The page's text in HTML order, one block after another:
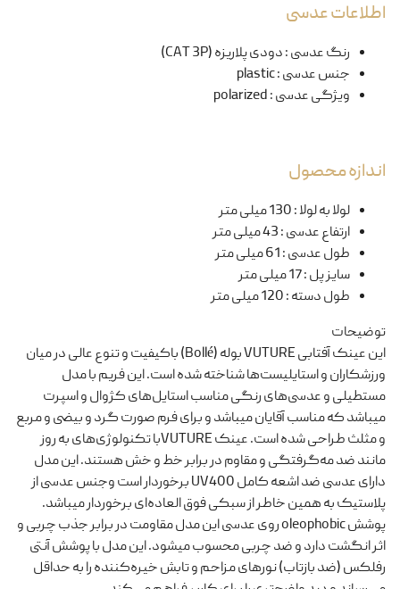
اطلاعات عدسی
رنگ عدسی:دودی پلاریزه (CAT 3P)
جنس عدسی:
plastic
ویژگی عدسی:
polarized
اندازه محصول
لولا به لولا:130 میلی متر
ارتفاع عدسی:43 میلی متر
طول عدسی:61 میلی متر
سایز پل:17 میلی متر
طول دسته:120 میلی متر
توضیحات
این عینک‌ آفتابی VUTURE بوله (Bollé) باکیفیت و تنوع عالی در میان
ورزشکاران و استایلیست‌ها شناخته شده است. این فریم با مدل
مستطیلی و عدسی‌های رنگی مناسب استایل‌های کژوال و اسپرت
میباشد که مناسب آقایان میباشد و برای فرم صورت گرد و بیضی و مربع
و مثلث طراحی شده است. عینک VUTUREبا تکنولوژی‌های به روز
مانند ضد مه‌گرفتگی و مقاوم در برابر خط و خش هستند. این مدل
دارای عدسی ضد اشعه کامل UV400 برخوردار است وجنس عدسی از
پلاستیک به همین خاطر از سبکی فوق العاده‌ای برخوردار میباشد.
پوشش oleophobic روی عدسی این مدل مقاومت در برابر جذب چربی و
اثر انگشت دارد و ضد چربی محسوب میشود. این مدل با پوشش آنتی
رفلکس (ضد بازتاب) نورهای مزاحم و تابش خیره‌کننده را به حداقل